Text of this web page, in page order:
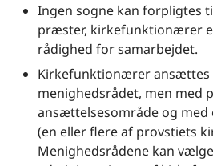
Ingen sogne kan forpligtes
præster, kirkefunktionærer
rådighed for samarbejdet.
Kirkefunktionærer ansættes
menighedsrådet, men med
ansættelsesområde og med
(en eller flere af provstiets
Menighedsrådene kan